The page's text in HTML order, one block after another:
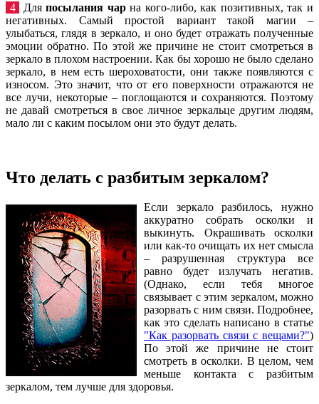
4
Дляпосылания чарна кого-либо, как позитивных, так и
негативных. Самый простой вариант такой магии –
улыбаться, глядя в зеркало, и оно будет отражать полученные
эмоции обратно. По этой же причине не стоит смотреться в
зеркало в плохом настроении. Как бы хорошо не было сделано
зеркало, в нем есть шероховатости, они также появляются с
износом. Это значит, что от его поверхности отражаются не
все лучи, некоторые – поглощаются и сохраняются. Поэтому
не давай смотреться в свое личное зеркальце другим людям,
мало ли с каким посылом они это будут делать.
Что делать с разбитым зеркалом?
Если зеркало разбилось, нужно
аккуратно собрать осколки и
выкинуть. Окрашивать осколки
или как-то очищать их нет смысла
– разрушенная структура все
равно будет излучать негатив.
(Однако, если тебя многое
связывает с этим зеркалом, можно
разорвать с ним связи. Подробнее,
как это сделать написано в статье
"Как разорвать связи с вещами?")
По этой же причине не стоит
смотреть в осколки. В целом, чем
меньше контакта с разбитым
зеркалом, тем лучше для здоровья.